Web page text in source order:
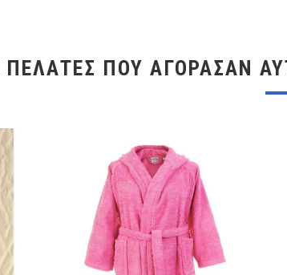
ΠΕΛΆΤΕΣ ΠΟΥ ΑΓΌΡΑΣΑΝ